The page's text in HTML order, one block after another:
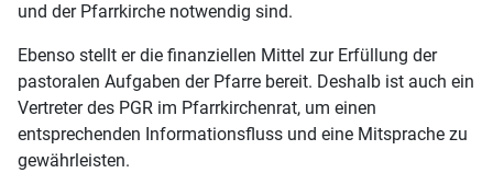
und der Pfarrkirche notwendig sind.
Ebenso stellt er die finanziellen Mittel zur Erfüllung der
pastoralen Aufgaben der Pfarre bereit. Deshalb ist auch ein
Vertreter des PGR im Pfarrkirchenrat, um einen
entsprechenden Informationsfluss und eine Mitsprache zu
gewährleisten.